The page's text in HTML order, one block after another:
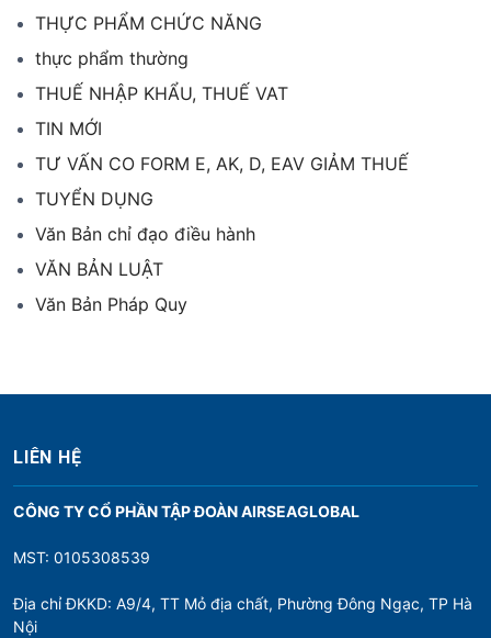
THỰC PHẨM CHỨC NĂNG
thực phẩm thường
THUẾ NHẬP KHẨU, THUẾ VAT
TIN MỚI
TƯ VẤN CO FORM E, AK, D, EAV GIẢM THUẾ
TUYỂN DỤNG
Văn Bản chỉ đạo điều hành
VĂN BẢN LUẬT
Văn Bản Pháp Quy
LIÊN HỆ
CÔNG TY CỔ PHẦN TẬP ĐOÀN AIRSEAGLOBAL
MST: 0105308539
Địa chỉ ĐKKD: A9/4, TT Mỏ địa chất, Phường Đông Ngạc, TP Hà
Nội